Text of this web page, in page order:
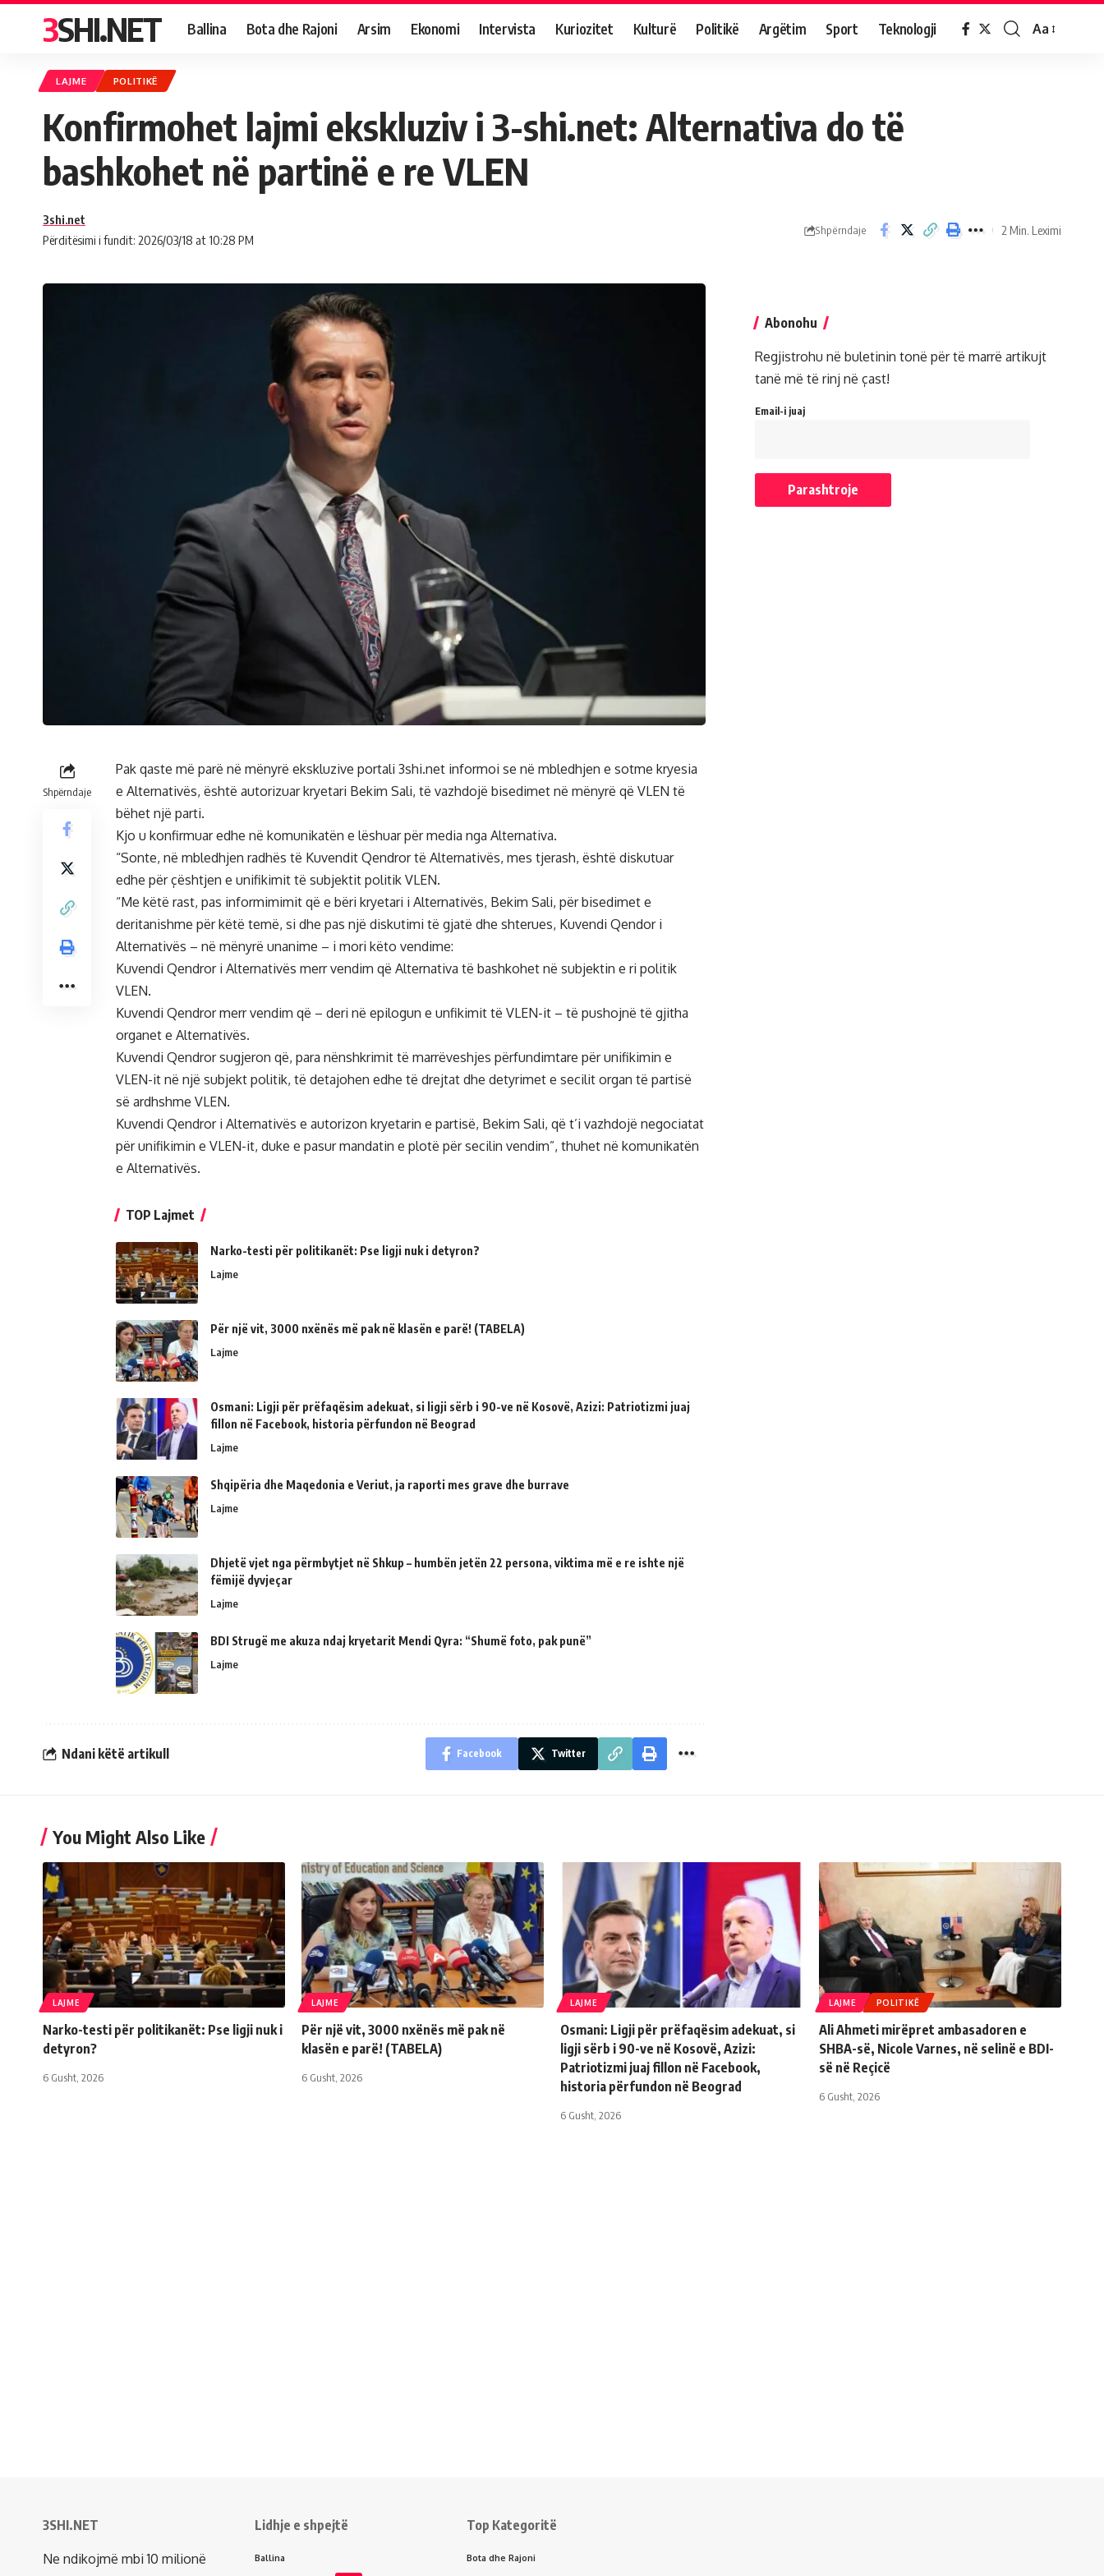
3SHI.NET Ballina Bota dhe Rajoni Arsim Ekonomi Intervista Kuriozitet Kulturë Politikë Argëtim Sport Teknologji Aa
LAJME POLITIKË
Konfirmohet lajmi ekskluziv i 3-shi.net: Alternativa do të
bashkohet në partinë e re VLEN
Përditësimi i fundit: 2026/03/18 at 10:28 PM
3shi.net
Shpërndaje 2 Min. Leximi
Shpërndaje
Pak qaste më parë në mënyrë ekskluzive portali 3shi.net informoi se në mbledhjen e sotme kryesia
e Alternativës, është autorizuar kryetari Bekim Sali, të vazhdojë bisedimet në mënyrë që VLEN të
bëhet një parti.
Kjo u konfirmuar edhe në komunikatën e lëshuar për media nga Alternativa.
“Sonte, në mbledhjen radhës të Kuvendit Qendror të Alternativës, mes tjerash, është diskutuar
edhe për çështjen e unifikimit të subjektit politik VLEN.
“Me këtë rast, pas informimimit që e bëri kryetari i Alternativës, Bekim Sali, për bisedimet e
deritanishme për këtë temë, si dhe pas një diskutimi të gjatë dhe shterues, Kuvendi Qendor i
Alternativës – në mënyrë unanime – i mori këto vendime:
Kuvendi Qendror i Alternativës merr vendim që Alternativa të bashkohet në subjektin e ri politik
VLEN.
Kuvendi Qendror merr vendim që – deri në epilogun e unfikimit të VLEN-it – të pushojnë të gjitha
organet e Alternativës.
Kuvendi Qendror sugjeron që, para nënshkrimit të marrëveshjes përfundimtare për unifikimin e
VLEN-it në një subjekt politik, të detajohen edhe të drejtat dhe detyrimet e secilit organ të partisë
së ardhshme VLEN.
Kuvendi Qendror i Alternativës e autorizon kryetarin e partisë, Bekim Sali, që t’i vazhdojë negociatat
për unifikimin e VLEN-it, duke e pasur mandatin e plotë për secilin vendim”, thuhet në komunikatën
e Alternativës.
TOP Lajmet
Narko-testi për politikanët: Pse ligji nuk i detyron?
Lajme
Për një vit, 3000 nxënës më pak në klasën e parë! (TABELA)
Lajme
Osmani: Ligji për prëfaqësim adekuat, si ligji sërb i 90-ve në Kosovë, Azizi: Patriotizmi juaj
fillon në Facebook, historia përfundon në Beograd
Lajme
Shqipëria dhe Maqedonia e Veriut, ja raporti mes grave dhe burrave
Lajme
Dhjetë vjet nga përmbytjet në Shkup – humbën jetën 22 persona, viktima më e re ishte një
fëmijë dyvjeçar
Lajme
BDI Strugë me akuza ndaj kryetarit Mendi Qyra: “Shumë foto, pak punë”
Lajme
Ndani këtë artikull Facebook Twitter
Abonohu
Regjistrohu në buletinin tonë për të marrë artikujt
tanë më të rinj në çast!
Email-i juaj
You Might Also Like
LAJME
Narko-testi për politikanët: Pse ligji nuk i
detyron?
6 Gusht, 2026
LAJME
Për një vit, 3000 nxënës më pak në
klasën e parë! (TABELA)
6 Gusht, 2026
LAJME
Osmani: Ligji për prëfaqësim adekuat, si
ligji sërb i 90-ve në Kosovë, Azizi:
Patriotizmi juaj fillon në Facebook,
historia përfundon në Beograd
6 Gusht, 2026
LAJME POLITIKË
Ali Ahmeti mirëpret ambasadoren e
SHBA-së, Nicole Varnes, në selinë e BDI-
së në Reçicë
6 Gusht, 2026
3SHI.NET
Ne ndikojmë mbi 10 milionë
Lidhje e shpejtë
Ballina
Top Kategoritë
Bota dhe Rajoni